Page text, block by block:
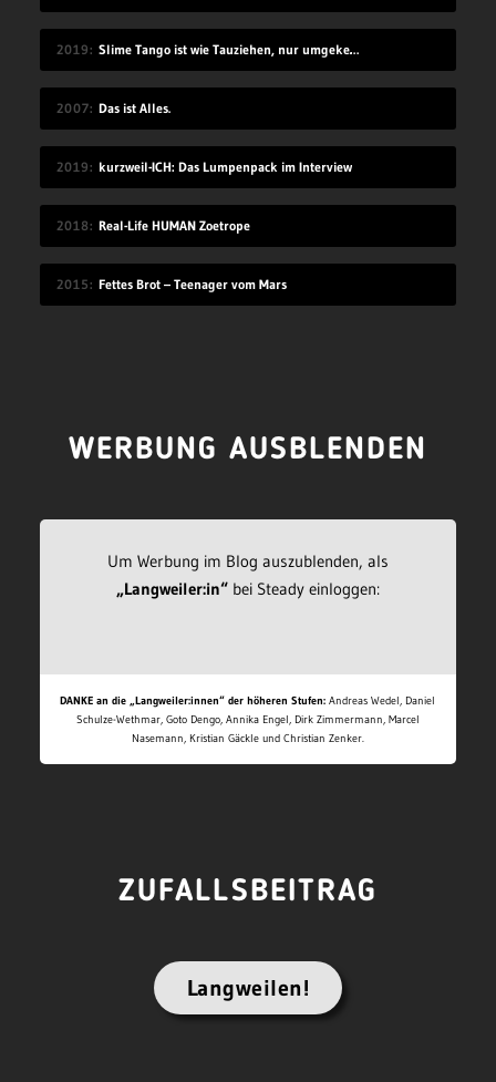
2019 Slime Tango ist wie Tauziehen, nur umgekehrt
2007 Das ist Alles.
2019 kurzweil-ICH: Das Lumpenpack im Interview
2018 Real-Life HUMAN Zoetrope
2015 Fettes Brot – Teenager vom Mars
WERBUNG AUSBLENDEN
Um Werbung im Blog auszublenden, als
„Langweiler:in“bei Steady einloggen:
DANKE an die „Langweiler:innen“ der höheren Stufen: Andreas Wedel, Daniel
Schulze-Wethmar, Goto Dengo, Annika Engel, Dirk Zimmermann, Marcel
Nasemann, Kristian Gäckle und Christian Zenker.
ZUFALLSBEITRAG
Langweilen!